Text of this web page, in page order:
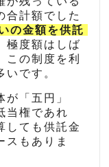
合計額でした
の金額を供託
極度額はしば
この制度を利
です。
「五円」
当権であれ
しても供託金
スもありま